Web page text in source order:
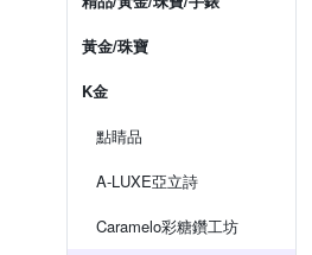
黃金/珠寶
K金
點睛品
A-LUXE亞立詩
Caramelo彩糖鑽工坊